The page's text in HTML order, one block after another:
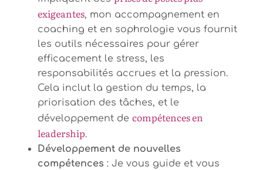
exigeantes, mon accompagnement en
coaching et en sophrologie vous fournit
les outils nécessaires pour gérer
efficacement le stress, les
responsabilités accrues et la pression.
Cela inclut la gestion du temps, la
priorisation des tâches, et le
développement de compétences en
leadership.
Développement de nouvelles
compétences : Je vous guide et vous